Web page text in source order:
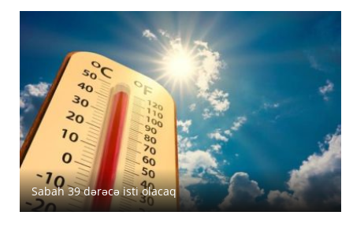
Sabah 39 dərəcə isti olacaq
Avqustun 6-da Azərbaycanda 39 dərəcəyədək isti
müşahidə olunacaq
Azərbaycanda avqustun 5-nə gözlənilən hava şəraiti
açıqlanıb